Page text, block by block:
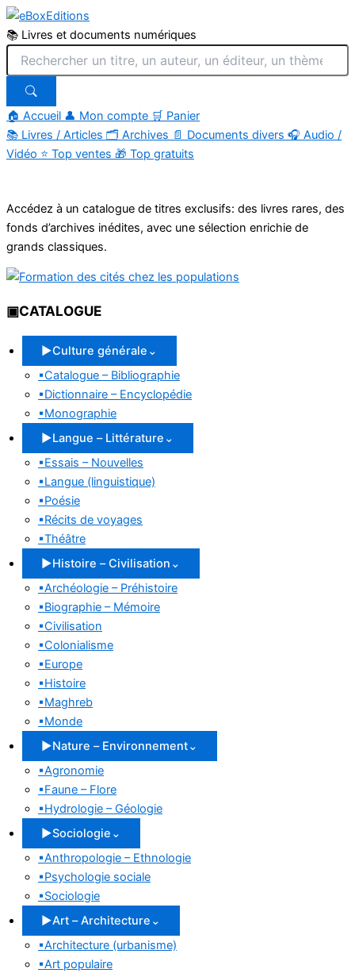
📚 Livres et documents numériques
🏠 Accueil 👤 Mon compte 🛒 Panier
📚 Livres / Articles 🗂 Archives 📄 Documents divers 🎧 Audio /
Vidéo ⭐ Top ventes 🎁 Top gratuits
contenu
Accédez à un catalogue de titres exclusifs: des livres rares, des
fonds d’archives inédites, avec une sélection enrichie de
grands classiques.
▣CATALOGUE
▶Culture générale ⌄
▪Catalogue – Bibliographie
▪Dictionnaire – Encyclopédie
▪Monographie
▶Langue – Littérature ⌄
▪Essais – Nouvelles
▪Langue (linguistique)
▪Poésie
▪Récits de voyages
▪Théâtre
▶Histoire – Civilisation ⌄
▪Archéologie – Préhistoire
▪Biographie – Mémoire
▪Civilisation
▪Colonialisme
▪Europe
▪Histoire
▪Maghreb
▪Monde
▶Nature – Environnement⌄
▪Agronomie
▪Faune – Flore
▪Hydrologie – Géologie
▶Sociologie ⌄
▪Anthropologie – Ethnologie
▪Psychologie sociale
▪Sociologie
▶Art – Architecture ⌄
▪Architecture (urbanisme)
▪Art populaire